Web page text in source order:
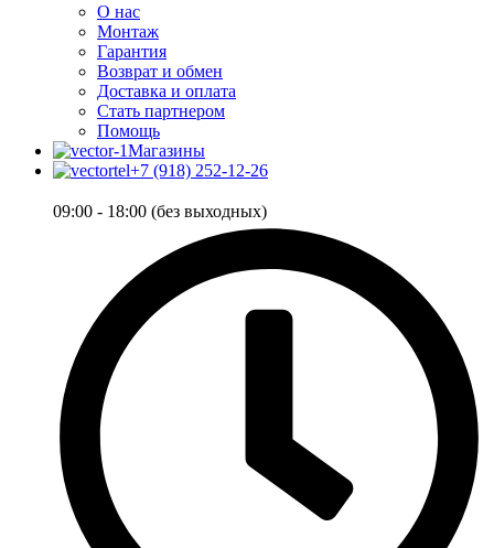
О нас
Монтаж
Гарантия
Возврат и обмен
Доставка и оплата
Стать партнером
Помощь
Магазины
+7 (918) 252-12-26
09:00 - 18:00 (без выходных)